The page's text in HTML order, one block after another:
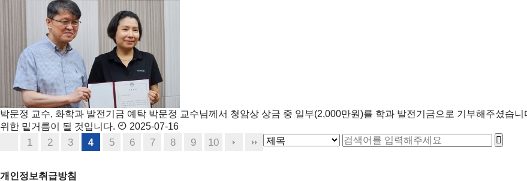
박문정 교수, 화학과 발전기금 예탁 박문정 교수님께서 청암상 상금 중 일부(2,000만원)를 학과 발전기금으로 기부해주셨습
위한 밑거름이 될 것입니다.
2025-07-16
1 2 3 4 5 6 7 8 9 10
개인정보취급방침